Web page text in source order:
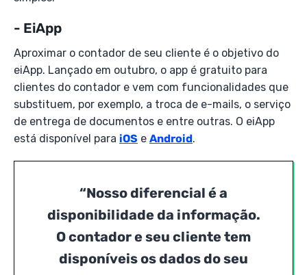
- EiApp
Aproximar o contador de seu cliente é o objetivo do
eiApp. Lançado em outubro, o app é gratuito para
clientes do contador e vem com funcionalidades que
substituem, por exemplo, a troca de e-mails, o serviço
de entrega de documentos e entre outras. O eiApp
está disponível para iOS e Android.
“Nosso diferencial é a
disponibilidade da informação.
O contador e seu cliente tem
disponíveis os dados do seu